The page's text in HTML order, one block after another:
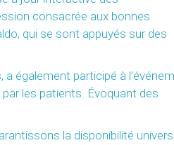
consacrée aux bonnes
qui se sont appuyés sur des
également participé à
les patients. Évoquant des
la disponibilité